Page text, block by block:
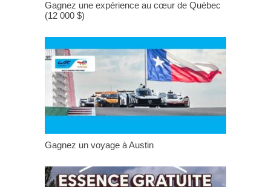
Gagnez une expérience au cœur de Québec
(12 000 $)
Gagnez un voyage à Austin